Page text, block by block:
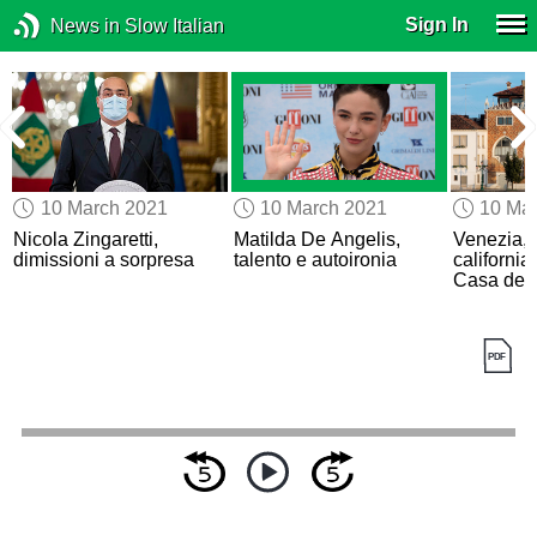
News in Slow Italian Sign In
10 March 2021
Nicola Zingaretti,
dimissioni a sorpresa
10 March 2021
Matilda De Angelis,
talento e autoironia
10
Venezia,
Casa dei